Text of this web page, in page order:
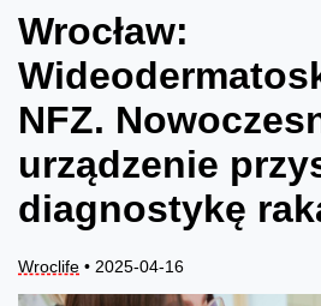
Wrocław:
NFZ.
urządzenie
diagnostykę
Wroclife • 2025-04-16